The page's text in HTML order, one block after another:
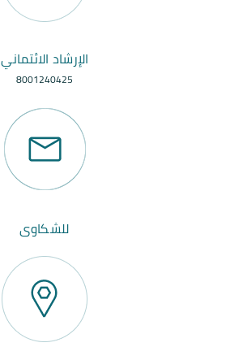
الإرشاد الائتماني
8001240425
للشكاوى